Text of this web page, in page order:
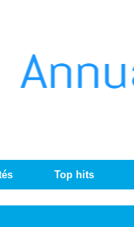
Top hits